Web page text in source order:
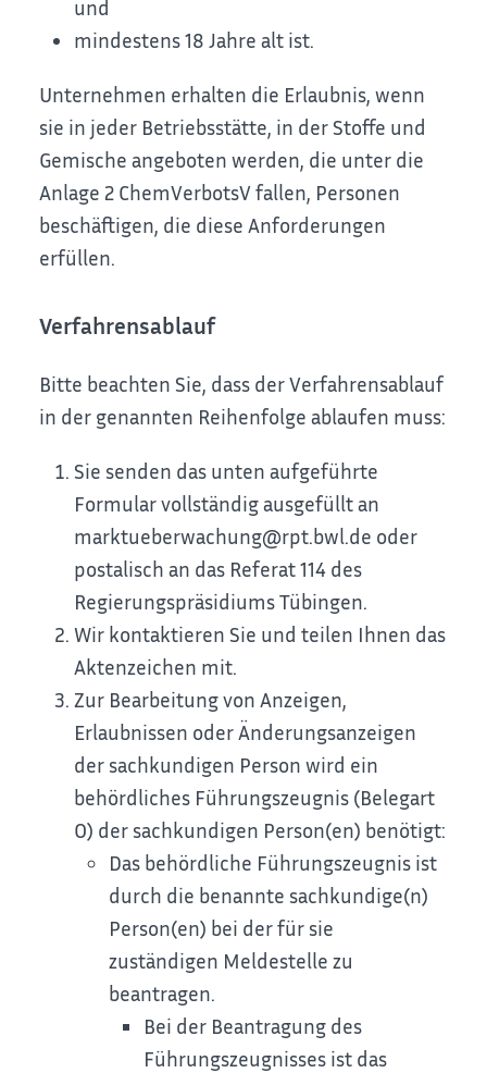
und
mindestens 18 Jahre alt ist.
Unternehmen erhalten die Erlaubnis, wenn
sie in jeder Betriebsstätte, in der Stoffe und
Gemische angeboten werden, die unter die
Anlage 2 ChemVerbotsV fallen, Personen
beschäftigen, die diese Anforderungen
erfüllen.
Verfahrensablauf
Bitte beachten Sie, dass der Verfahrensablauf
in der genannten Reihenfolge ablaufen muss:
Sie senden das unten aufgeführte
Formular vollständig ausgefüllt an
marktueberwachung@rpt.bwl.de oder
postalisch an das Referat 114 des
Regierungspräsidiums Tübingen.
Wir kontaktieren Sie und teilen Ihnen das
Aktenzeichen mit.
Zur Bearbeitung von Anzeigen,
Erlaubnissen oder Änderungsanzeigen
der sachkundigen Person wird ein
behördliches Führungszeugnis (Belegart
O) der sachkundigen Person(en) benötigt:
Das behördliche Führungszeugnis ist
durch die benannte sachkundige(n)
Person(en) bei der für sie
zuständigen Meldestelle zu
beantragen.
Bei der Beantragung des
Führungszeugnisses ist das